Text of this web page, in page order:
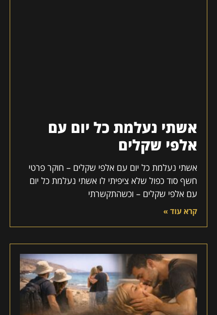
אשתי נעלמת כל יום עם
אלפי שקלים
אשתי נעלמת כל יום עם אלפי שקלים – חוקר פרטי
חשף סוד כפול שלא ציפיתי לו אשתי נעלמת כל יום
עם אלפי שקלים – וכשהתקשרתי
קרא עוד »